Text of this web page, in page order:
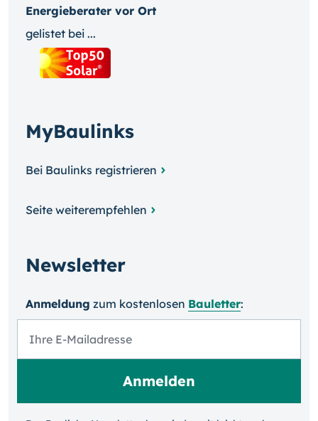
Energieberater vor Ort
gelistet bei ...
MyBaulinks
Bei Baulinks registrieren
Seite weiterempfehlen
Newsletter
Anmeldung zum kosten­losen Bauletter: